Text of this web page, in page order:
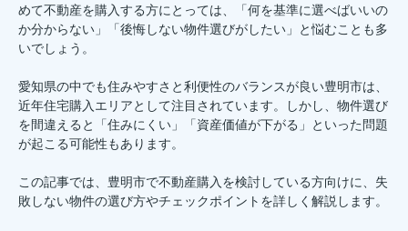
めて不動産を購入する方にとっては、「何を基準に選べばいいの
か分からない」「後悔しない物件選びがしたい」と悩むことも多
いでしょう。
愛知県の中でも住みやすさと利便性のバランスが良い豊明市は、
近年住宅購入エリアとして注目されています。しかし、物件選び
を間違えると「住みにくい」「資産価値が下がる」といった問題
が起こる可能性もあります。
この記事では、豊明市で不動産購入を検討している方向けに、失
敗しない物件の選び方やチェックポイントを詳しく解説します。